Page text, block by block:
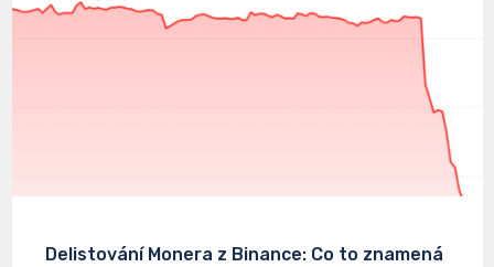
Delistování Monera z Binance: Co to znamená